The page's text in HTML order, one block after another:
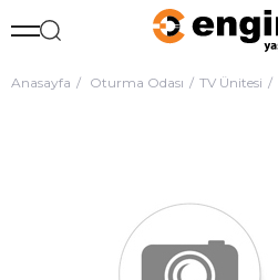
Anasayfa Oturma Odası TV Ünitesi